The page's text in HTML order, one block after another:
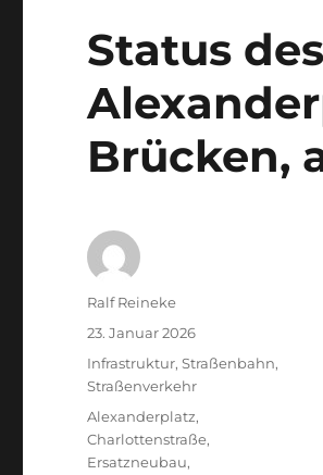
Status
Brücken,
Autor
Ralf Reineke
Veröffentlicht
am
23. Januar 2026
Kategorien
Infrastruktur,Straßenbahn,
Straßenverkehr
Schlagwörter
Alexanderplatz,
Charlottenstraße,
Ersatzneubau,